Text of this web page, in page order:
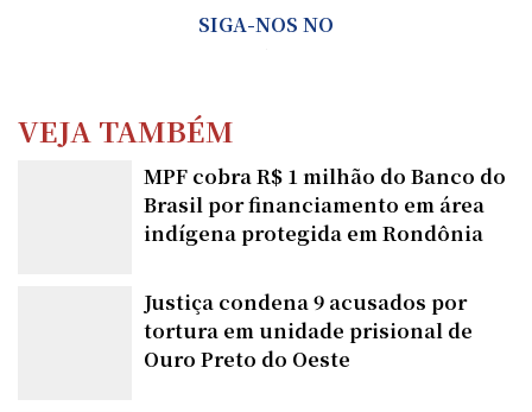
SIGA-NOS NO
VEJA TAMBÉM
MPF cobra R$ 1 milhão do Banco do
Brasil por financiamento em área
indígena protegida em Rondônia
Justiça condena 9 acusados por
tortura em unidade prisional de
Ouro Preto do Oeste